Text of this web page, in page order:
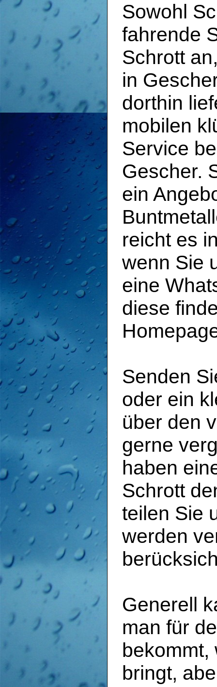
Sowohl
fahrende
Schrott
in
dorthin
mobilen
Service
Gescher.
ein
reicht es
wenn Sie
eine
diese
Senden
oder ein
über den
gerne
haben
Schrott
teilen Sie
werden
Generell
man für
bekommt,
bringt,